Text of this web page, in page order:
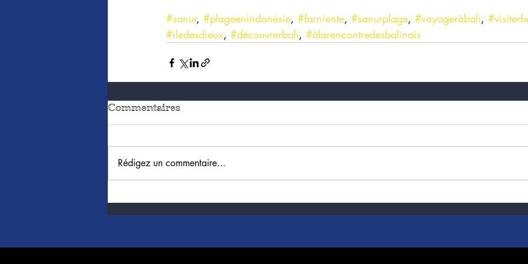
#sanur, #plageenindonésie, #farniente, #sanurplage, #voyageràbali,
#iledesdieux, #découvrerbali, #àlarencontredesbalinais
Commentaires
Rédigez un commentaire...